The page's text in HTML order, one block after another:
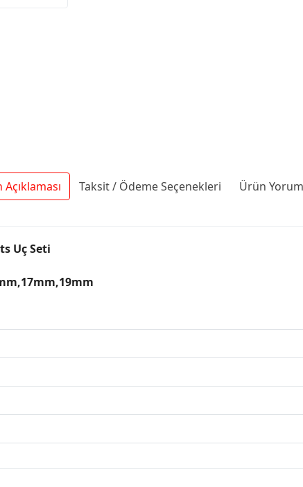
Taksit / Ödeme Seçenekleri Ürün
Uç Seti